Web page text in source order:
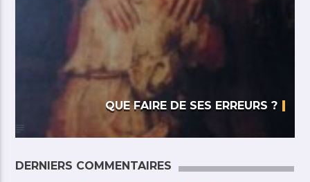
QUE FAIRE DE SES ERREURS ?
DERNIERS COMMENTAIRES